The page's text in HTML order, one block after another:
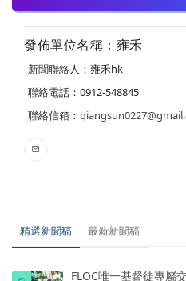
發佈單位名稱：雍禾
新聞聯絡人：雍禾hk
聯絡電話：0912-548845
聯絡信箱：
精選新聞稿 最新新聞稿
FLOC唯一基督徒專屬